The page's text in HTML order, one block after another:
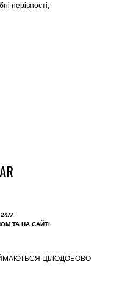
нерівності;
7
ТА НА САЙТІ.
ЦІЛОДОБОВО